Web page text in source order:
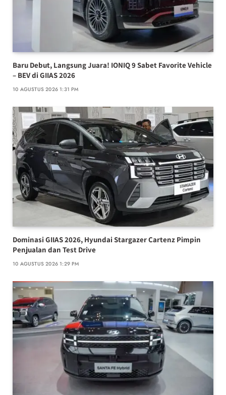
Baru Debut, Langsung Juara! IONIQ 9 Sabet Favorite Vehicle
– BEV di GIIAS 2026
10 AGUSTUS 2026 1:31 PM
Dominasi GIIAS 2026, Hyundai Stargazer Cartenz Pimpin
Penjualan dan Test Drive
10 AGUSTUS 2026 1:29 PM